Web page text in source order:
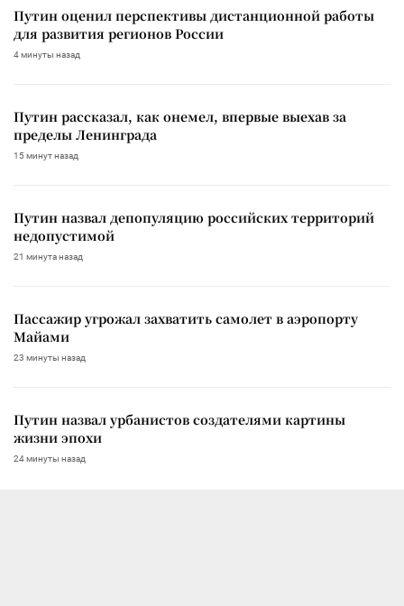
Путин оценил перспективы дистанционной работы
для развития регионов России
4 минуты назад
Путин рассказал, как онемел, впервые выехав за
пределы Ленинграда
15 минут назад
Путин назвал депопуляцию российских территорий
недопустимой
21 минута назад
Пассажир угрожал захватить самолет в аэропорту
Майами
23 минуты назад
Путин назвал урбанистов создателями картины
жизни эпохи
24 минуты назад